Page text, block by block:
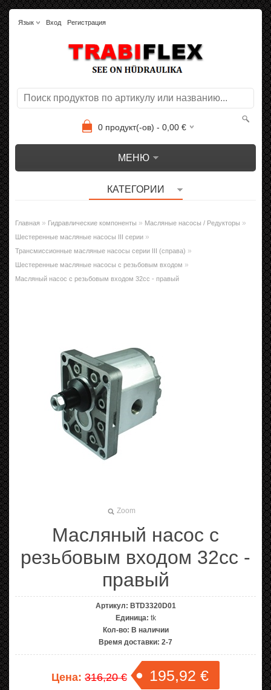
Язык Вход Регистрация
0 продукт(-ов) - 0,00 €
МЕНЮ
КАТЕГОРИИ
Главная » Гидравлические компоненты » Масляные насосы / Редукторы »
Шестеренные масляные насосы III серии »
Трансмиссионные масляные насосы серии III (справа) »
Шестеренные масляные насосы с резьбовым входом »
Масляный насос с резьбовым входом 32cc - правый
Zoom
Масляный насос с
резьбовым входом 32cc -
правый
Артикул: BTD3320D01
Единица: tk
Кол-во: В наличии
Время доставки: 2-7
Цена: 316,20 € 195,92 €